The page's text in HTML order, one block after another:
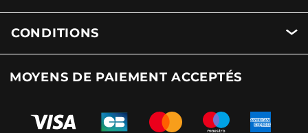
CONDITIONS
MOYENS DE PAIEMENT ACCEPTÉS